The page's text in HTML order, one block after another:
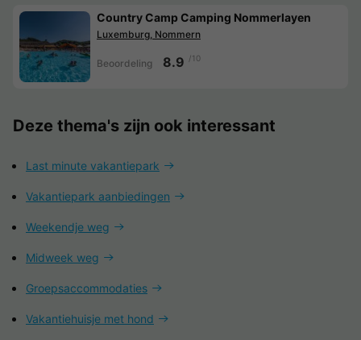
Country Camp Camping Nommerlayen
Luxemburg, Nommern
Beoordeling 8.9 /10
Deze thema's zijn ook interessant
Last minute vakantiepark
Vakantiepark aanbiedingen
Weekendje weg
Midweek weg
Groepsaccommodaties
Vakantiehuisje met hond